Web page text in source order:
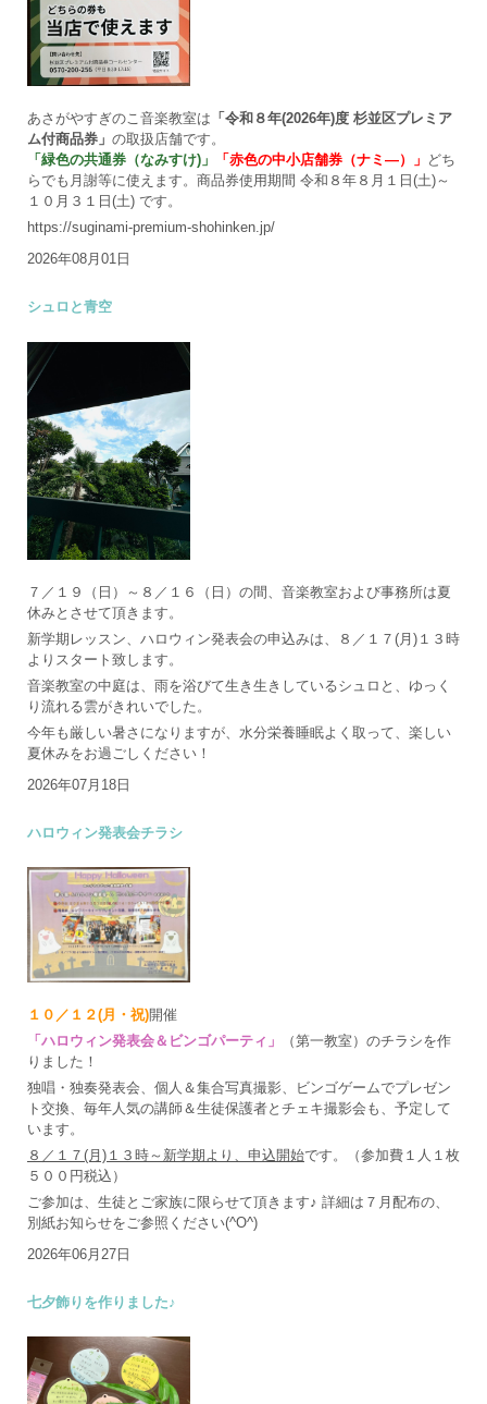
あさがやすぎのこ音楽教室は 「令和８年(2026年)度 杉並区プレミア
ム付商品券」 の取扱店舗です。
「緑色の共通券（なみすけ)」
「赤色の中小店舗券（ナミ―）」 どち
らでも月謝等に使えます。商品券使用期間 令和８年８月１日(土)～
１０月３１日(土) です。
https://suginami-premium-shohinken.jp/
2026年08月01日
シュロと青空
７／１９（日）～８／１６（日）の間、音楽教室および事務所は夏
休みとさせて頂きます。
新学期レッスン、ハロウィン発表会の申込みは、８／１７(月)１３時
よりスタート致します。
音楽教室の中庭は、雨を浴びて生き生きしているシュロと、ゆっく
り流れる雲がきれいでした。
今年も厳しい暑さになりますが、水分栄養睡眠よく取って、楽しい
夏休みをお過ごしください！
2026年07月18日
ハロウィン発表会チラシ
１０／１２(月・祝)開催
「ハロウィン発表会＆ビンゴパーティ」
（第一教室）のチラシを作
りました！
独唱・独奏発表会、個人＆集合写真撮影、ビンゴゲームでプレゼン
ト交換、毎年人気の講師＆生徒保護者とチェキ撮影会も、予定して
います。
８／１７(月)１３時～新学期より、申込開始です。（参加費１人１枚
５００円税込）
ご参加は、生徒とご家族に限らせて頂きます♪ 詳細は７月配布の、
別紙お知らせをご参照ください(^O^)
2026年06月27日
七夕飾りを作りました♪